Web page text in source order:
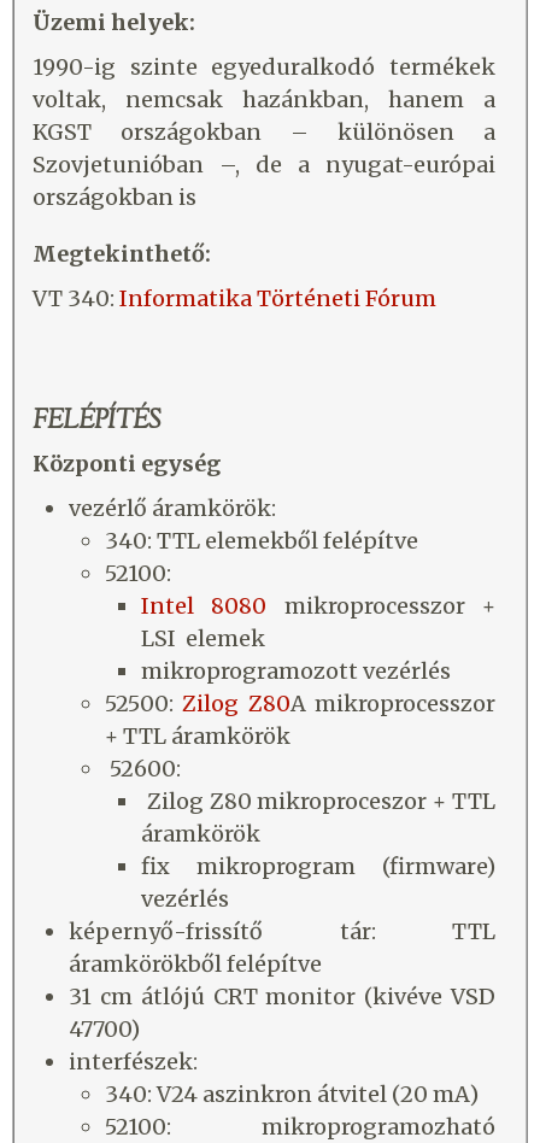
Üzemi helyek:
1990-ig szinte egyeduralkodó termékek
voltak, nemcsak hazánkban, hanem a
KGST országokban – különösen a
Szovjetunióban –, de a nyugat-európai
országokban is
Megtekinthető:
VT 340: Informatika Történeti Fórum
FELÉPÍTÉS
Központi egység
vezérlő áramkörök:
340: TTL elemekből felépítve
52100:
Intel 8080 mikroprocesszor +
LSI elemek
mikroprogramozott vezérlés
52500:Zilog Z80A mikroprocesszor
+ TTL áramkörök
52600:
Zilog Z80 mikroproceszor + TTL
áramkörök
fix mikroprogram (firmware)
vezérlés
képernyő-frissítő tár: TTL
áramkörökből felépítve
31 cm átlójú CRT monitor (kivéve VSD
47700)
interfészek:
340: V24 aszinkron átvitel (20 mA)
52100: mikroprogramozható